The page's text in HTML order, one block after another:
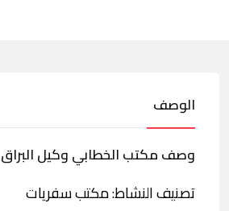
الوصف
وصف مكتب الخطابي وكيل
تصنيف النشاط: مكتب سفريات